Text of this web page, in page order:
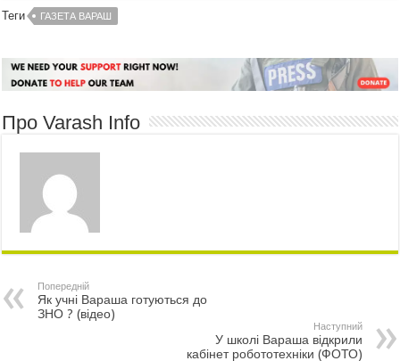
Теги ГАЗЕТА ВАРАШ
Про Varash Info
Попередній
Як учні Вараша готуються до
ЗНО ? (відео)
Наступний
У школі Вараша відкрили
кабінет робототехніки (ФОТО)